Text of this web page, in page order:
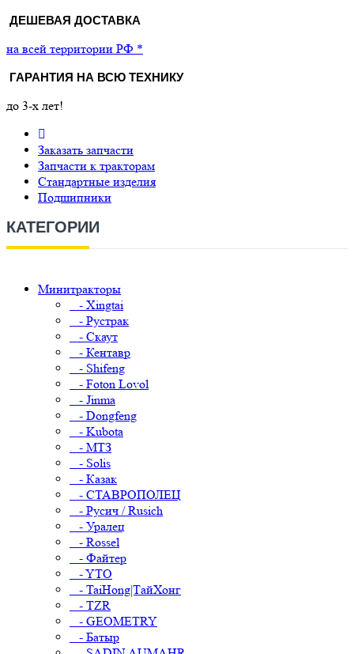
ДЕШЕВАЯ ДОСТАВКА
на всей территории РФ *
ГАРАНТИЯ НА ВСЮ ТЕХНИКУ
до 3-х лет!
Заказать запчасти
Запчасти к тракторам
Стандартные изделия
Подшипники
КАТЕГОРИИ
Минитракторы
- Xingtai
- Рустрак
- Скаут
- Кентавр
- Shifeng
- Foton Lovol
- Jinma
- Dongfeng
- Kubota
- МТЗ
- Solis
- Казак
- СТАВРОПОЛЕЦ
- Русич / Rusich
- Уралец
- Rossel
- Файтер
- YTO
- TaiHong|ТайХонг
- TZR
- GEOMETRY
- Батыр